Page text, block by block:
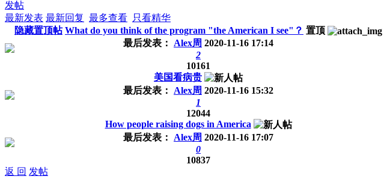
发帖
最新发表 最新回复 最多查看 只看精华
隐藏置顶帖 What do you think of the program "the American I see"？ 置顶
最后发表：
Alex周 2020-11-16 17:14
2
10161
美国看病贵
最后发表：
Alex周 2020-11-16 15:32
1
12044
How people raising dogs in America
最后发表：
Alex周 2020-11-16 17:07
0
10837
返 回 发帖